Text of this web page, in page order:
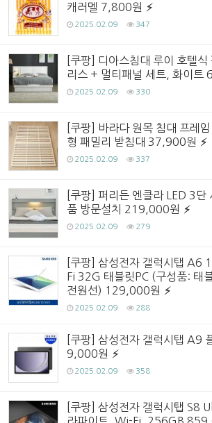
캐러멜 7,800원
2025.02.09 347
[쿠팡] 디아스침대 루이 호텔
리스 + 멀티패널 세트, 화이트
2025.02.09 330
[쿠팡] 바라다 원목 침대 프레
형 패밀리 받침대 37,900원
2025.02.09 337
[쿠팡] 퍼리든 엔클라 LED 3단
품 방문설치 219,000원
2025.02.09 279
[쿠팡] 삼성전자 갤럭시탭
Fi 32G 태블릿PC (구성품: 태
전원선) 129,000원
2025.02.09 288
[쿠팡] 삼성전자 갤럭시탭 A9
9,000원
2025.02.09 358
[쿠팡] 삼성전자 갤럭시탭 S8